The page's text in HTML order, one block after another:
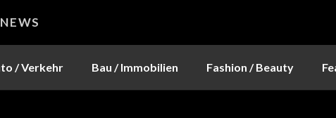
NEWS
/ Verkehr Bau / Immobilien Fashion / Beauty